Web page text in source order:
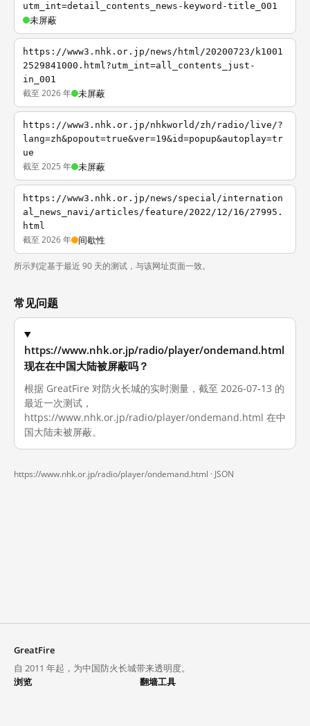
utm_int=detail_contents_news-keyword-title_001
未屏蔽
https://www3.nhk.or.jp/news/html/20200723/k1001
2529841000.html?utm_int=all_contents_just-
in_001
截至 2026 年 未屏蔽
https://www3.nhk.or.jp/nhkworld/zh/radio/live/?
lang=zh&popout=true&ver=19&id=popup&autoplay=tr
ue
截至 2025 年 未屏蔽
https://www3.nhk.or.jp/news/special/internation
al_news_navi/articles/feature/2022/12/16/27995.
html
截至 2026 年 间歇性
所示判定基于最近 90 天的测试，与该网址页面一致。
常见问题
https://www.nhk.or.jp/radio/player/ondemand.html
现在在中国大陆被屏蔽吗？
根据 GreatFire 对防火长城的实时测量，截至 2026-07-13 的
最近一次测试，
https://www.nhk.or.jp/radio/player/ondemand.html 在中
国大陆未被屏蔽。
https://www.nhk.or.jp/radio/player/ondemand.html · JSON
GreatFire
自 2011 年起，为中国防火长城带来透明度。
浏览
翻墙工具